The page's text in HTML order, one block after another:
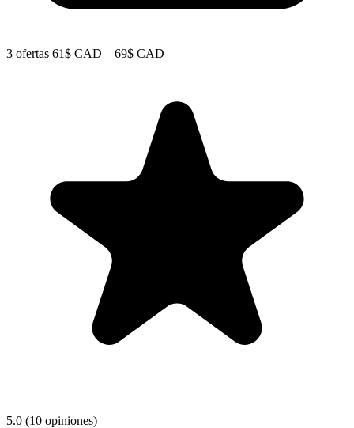
3 ofertas 61$ CAD – 69$ CAD
5.0 (10 opiniones)